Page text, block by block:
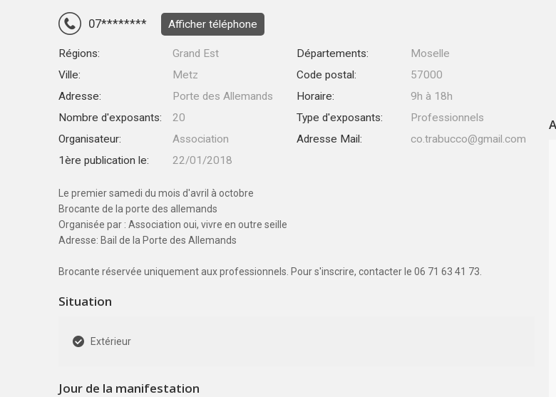
07******** Afficher téléphone
Régions: Grand Est Départements:
Moselle
Ville:
Metz Code postal:
57000
Adresse:
Porte des Allemands Horaire:
9h à 18h
Nombre d'exposants:
20 Type d'exposants:
Professionnels
Organisateur:
Association Adresse Mail:
co.trabucco@gmail.com
1ère publication le:
22/01/2018
Le premier samedi du mois d'avril à octobre
Brocante de la porte des allemands
Organisée par : Association oui, vivre en outre seille
Adresse: Bail de la Porte des Allemands
Brocante réservée uniquement aux professionnels. Pour s'inscrire, contacter le 06 71 63 41 73.
Situation
Extérieur
Jour de la manifestation